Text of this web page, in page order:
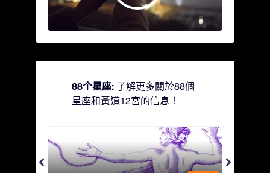
88个星座: 了解更多關於88個
星座和黃道12宮的信息！
Andromeda - 被鐵鍊鎖著的少女